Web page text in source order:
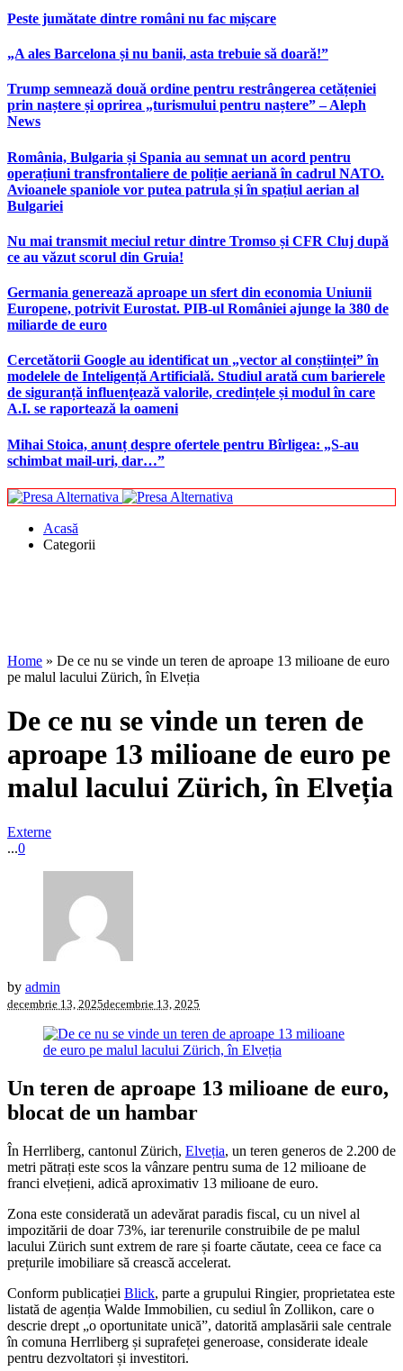
Peste jumătate dintre români nu fac mișcare
„A ales Barcelona și nu banii, asta trebuie să doară!”
Trump semnează două ordine pentru restrângerea cetățeniei
prin naștere și oprirea „turismului pentru naștere” – Aleph
News
România, Bulgaria și Spania au semnat un acord pentru
operațiuni transfrontaliere de poliție aeriană în cadrul NATO.
Avioanele spaniole vor putea patrula și în spațiul aerian al
Bulgariei
Nu mai transmit meciul retur dintre Tromso și CFR Cluj după
ce au văzut scorul din Gruia!
Germania generează aproape un sfert din economia Uniunii
Europene, potrivit Eurostat. PIB-ul României ajunge la 380 de
miliarde de euro
Cercetătorii Google au identificat un „vector al conștiinței” în
modelele de Inteligență Artificială. Studiul arată cum barierele
de siguranță influențează valorile, credințele și modul în care
A.I. se raportează la oameni
Mihai Stoica, anunț despre ofertele pentru Bîrligea: „S-au
schimbat mail-uri, dar…”
Acasă
Categorii
Home » De ce nu se vinde un teren de aproape 13 milioane de euro
pe malul lacului Zürich, în Elveția
De ce nu se vinde un teren de
aproape 13 milioane de euro pe
malul lacului Zürich, în Elveția
Externe
...0
by admin
decembrie 13, 2025decembrie 13, 2025
Un teren de aproape 13 milioane de euro,
blocat de un hambar
În Herrliberg, cantonul Zürich, Elveția, un teren generos de 2.200 de
metri pătrați este scos la vânzare pentru suma de 12 milioane de
franci elvețieni, adică aproximativ 13 milioane de euro.
Zona este considerată un adevărat paradis fiscal, cu un nivel al
impozitării de doar 73%, iar terenurile construibile de pe malul
lacului Zürich sunt extrem de rare și foarte căutate, ceea ce face ca
prețurile imobiliare să crească accelerat.
Conform publicației Blick, parte a grupului Ringier, proprietatea este
listată de agenția Walde Immobilien, cu sediul în Zollikon, care o
descrie drept „o oportunitate unică”, datorită amplasării sale centrale
în comuna Herrliberg și suprafeței generoase, considerate ideale
pentru dezvoltatori și investitori.